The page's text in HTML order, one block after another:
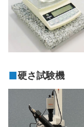
硬さ試験機